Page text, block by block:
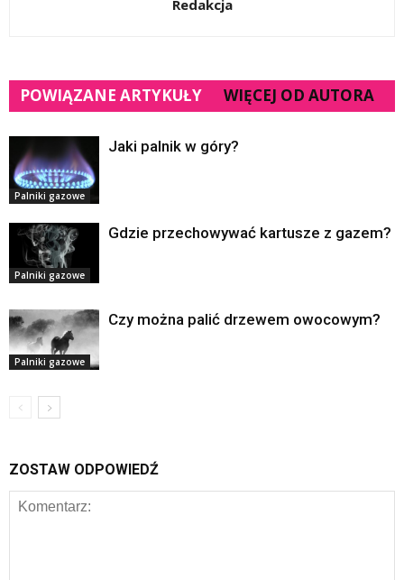
Redakcja
POWIĄZANE ARTYKUŁY WIĘCEJ OD AUTORA
Palniki gazowe
Jaki palnik w góry?
Palniki gazowe
Gdzie przechowywać kartusze z gazem?
Palniki gazowe
Czy można palić drzewem owocowym?
ZOSTAW ODPOWIEDŹ